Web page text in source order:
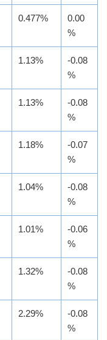
0.477%
0.00
%
1.13%
-0.08
%
1.13%
-0.08
%
1.18%
-0.07
%
1.04%
-0.08
%
1.01%
-0.06
%
1.32%
-0.08
%
2.29%
-0.08
%